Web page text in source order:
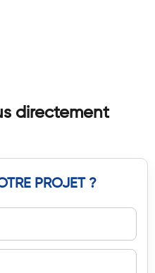
directement
PROJET ?